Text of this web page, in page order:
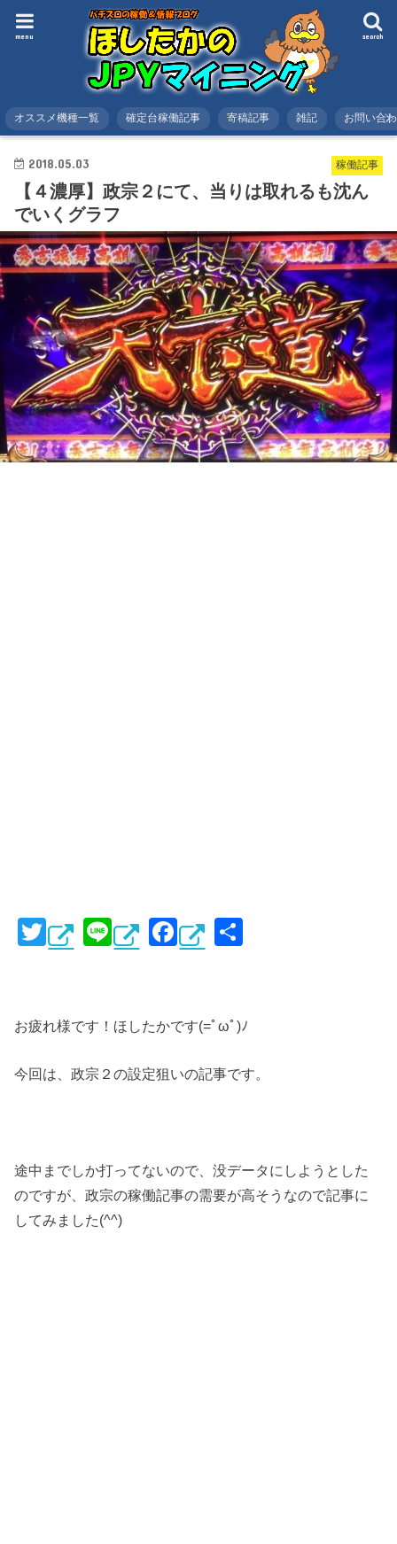
search
menu
オススメ機種一覧 確定台稼働記事 寄稿記事 雑記 お問い合
HOME スロット 稼働記事 【４濃厚】政宗２にて、当りは取れるも沈んでいくグラフ
稼働記事
2018.05.03
【４濃厚】政宗２にて、当りは取れるも沈ん
でいくグラフ
T
wi
er
Li
n
F
a
e
b
o
お疲れ様です！ほしたかです(=ﾟωﾟ)ﾉ
今回は、政宗２の設定狙いの記事です。
途中までしか打ってないので、没データにしようとした
のですが、政宗の稼働記事の需要が高そうなので記事に
してみました(^^)